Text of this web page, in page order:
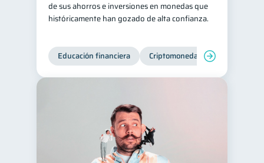
de sus ahorros e inversiones en monedas que
históricamente han gozado de alta confianza.
Educación financiera Criptomonedas